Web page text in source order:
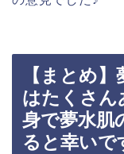
【まとめ
はたくさん
身で夢水肌
ると幸いで